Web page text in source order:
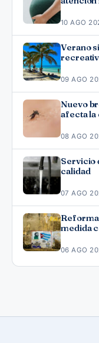
10 AGO
Verano
09 AGO
Nuevo
afecta la
08 AGO
Servicio
calidad
07 AGO
Reforma
medida
06 AGO